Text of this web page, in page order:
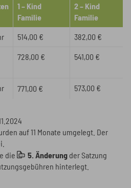
1 – Kind
Familie
2 – Kind
Familie
514,00 € 382,00 €
728,00 € 541,00 €
771,00 € 573,00 €
auf 11 Monate umgelegt. Der
die 5. Änderung der Satzung
hinterlegt.